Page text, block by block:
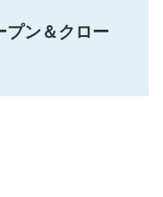
プン＆クロー